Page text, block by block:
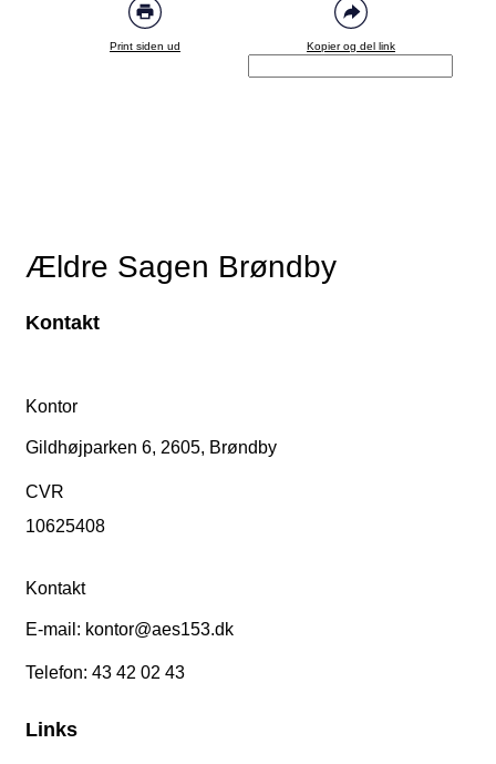
Print siden ud Kopier og del link
Ældre Sagen Brøndby
Kontakt
Kontor
Gildhøjparken 6, 2605, Brøndby
CVR
10625408
Kontakt
E-mail: kontor@aes153.dk
Telefon: 43 42 02 43
Links